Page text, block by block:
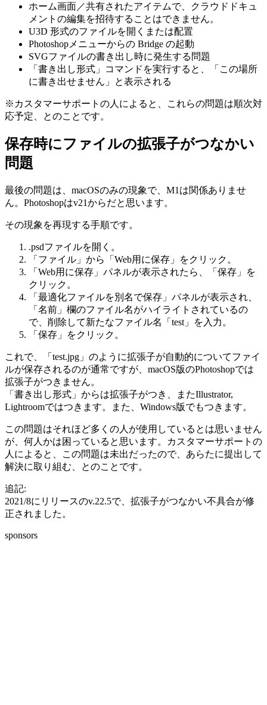
ホーム画面／共有されたアイテムで、クラウドドキュ
メントの編集を招待することはできません。
U3D 形式のファイルを開くまたは配置
Photoshopメニューからの Bridge の起動
SVGファイルの書き出し時に発生する問題
「書き出し形式」コマンドを実行すると、「この場所
に書き出せません」と表示される
※カスタマーサポートの人によると、これらの問題は順次対
応予定、とのことです。
保存時にファイルの拡張子がつなかい
問題
最後の問題は、macOSのみの現象で、M1は関係ありませ
ん。Photoshopはv21からだと思います。
その現象を再現する手順です。
.psdファイルを開く。
「ファイル」から「Web用に保存」をクリック。
「Web用に保存」パネルが表示されたら、「保存」を
クリック。
「最適化ファイルを別名で保存」パネルが表示され、
「名前」欄のファイル名がハイライトされているの
で、削除して新たなファイル名「test」を入力。
「保存」をクリック。
これで、「test.jpg」のように拡張子が自動的についてファイ
ルが保存されるのが通常ですが、macOS版のPhotoshopでは
拡張子がつきません。
「書き出し形式」からは拡張子がつき、またIllustrator,
Lightroomではつきます。また、Windows版でもつきます。
この問題はそれほど多くの人が使用しているとは思いません
が、何人かは困っていると思います。カスタマーサポートの
人によると、この問題は未出だったので、あらたに提出して
解決に取り組む、とのことです。
追記:
2021/8にリリースのv.22.5で、拡張子がつなかい不具合が修
正されました。
sponsors